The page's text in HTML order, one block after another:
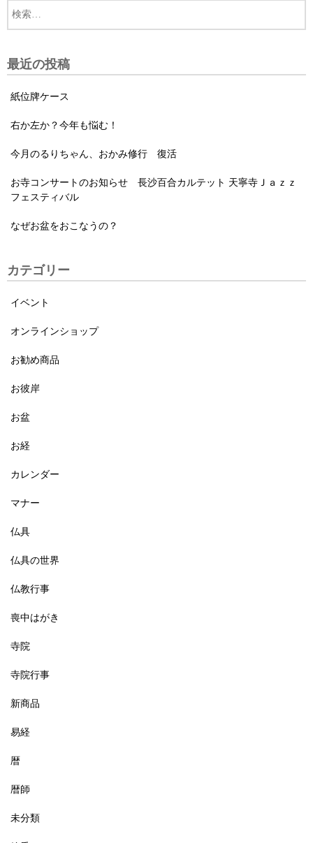
最近の投稿
紙位牌ケース
右か左か？今年も悩む！
今月のるりちゃん、おかみ修行 復活
お寺コンサートのお知らせ 長沙百合カルテット 天寧寺Ｊａｚｚ
フェスティバル
なぜお盆をおこなうの？
カテゴリー
イベント
オンラインショップ
お勧め商品
お彼岸
お盆
お経
カレンダー
マナー
仏具
仏具の世界
仏教行事
喪中はがき
寺院
寺院行事
新商品
易経
暦
暦師
未分類